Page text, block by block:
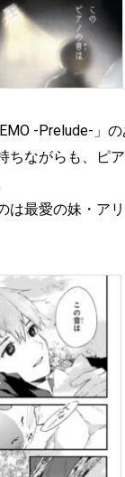
-Prelude-」
ちながらも、ピ
は最愛の妹・ア